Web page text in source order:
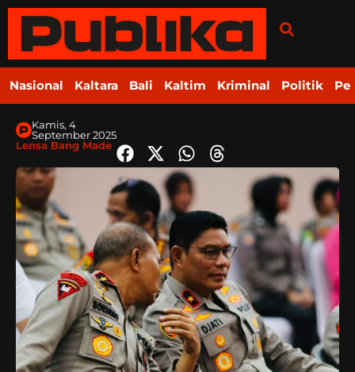
Nasional Kaltara Bali Kaltim Kriminal Politik
Kamis, 4
September 2025
Lensa Bang Made